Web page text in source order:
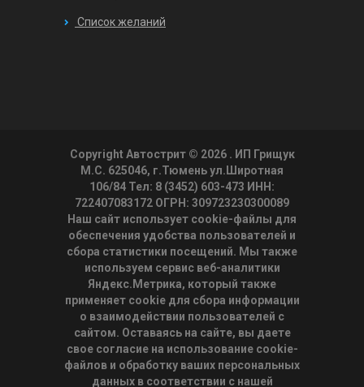
Список желаний
Copyright Автострит © 2026 . ИП Грищук
М.С. 625046, г.Тюмень ул.Широтная
106/84 Тел: 8 (3452) 603-473 ИНН:
722407083172 ОГРН: 309723230300089
Наш сайт использует cookie-файлы для
обеспечения удобства пользователей и
сбора статистики посещений. Мы также
используем сервис веб-аналитики
Яндекс.Метрика, который также
применяет cookie для сбора информации
о взаимодействии пользователей с
сайтом. Оставаясь на сайте, вы даете
свое согласие на использование cookie-
файлов и обработку ваших персональных
данных в соответствии с нашей